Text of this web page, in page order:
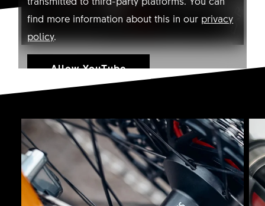
find more information about this in our privacy
policy.
Allow YouTube